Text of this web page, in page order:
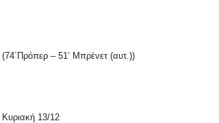
(74΄Πρόπερ – 51’ Μπρένετ (αυτ.))
Κυριακή 13/12